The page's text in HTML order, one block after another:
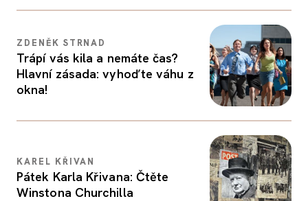
ZDENĚK STRNAD
Trápí vás kila a nemáte čas?
Hlavní zásada: vyhoďte váhu z
okna!
KAREL KŘIVAN
Pátek Karla Křivana: Čtěte
Winstona Churchilla